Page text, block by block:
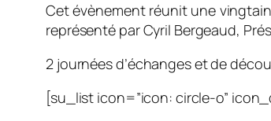
Cet évènement réunit une
représenté par Cyril Bergeaud,
2 journées d’échanges et de
[su_list icon=”icon: circle-o”